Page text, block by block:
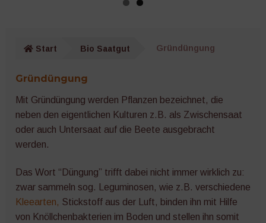
Salat
Zucchini
Melonen
Start Bio Saatgut Gründüngung
Gründüngung
Mit Gründüngung werden Pflanzen bezeichnet, die
neben den eigentlichen Kulturen z.B. als Zwischensaat
oder auch Untersaat auf die Beete ausgebracht
werden.
Das Wort “Düngung” trifft dabei nicht immer wirklich zu:
zwar sammeln sog. Leguminosen, wie z.B. verschiedene
Kleearten, Stickstoff aus der Luft, binden ihn mit Hilfe
von Knöllchenbakterien im Boden und stellen ihn somit